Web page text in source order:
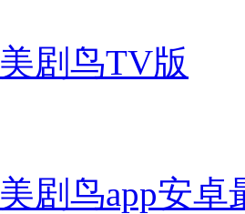
美剧鸟TV版
美剧鸟app安卓